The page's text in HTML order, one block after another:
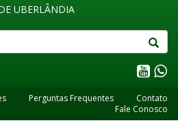
UBERLÂNDIA
Perguntas Frequentes
Contato
Fale Conosco